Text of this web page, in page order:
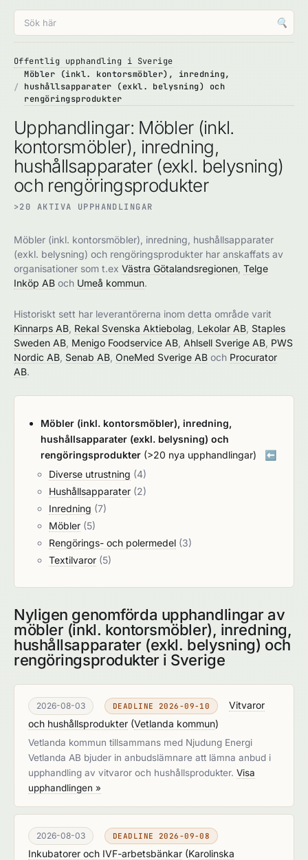
🔍
Offentlig upphandling i Sverige
Möbler (inkl. kontorsmöbler), inredning,
hushållsapparater (exkl. belysning) och
rengöringsprodukter
Upphandlingar: Möbler (inkl.
kontorsmöbler), inredning,
hushållsapparater (exkl. belysning)
och rengöringsprodukter
>20 AKTIVA UPPHANDLINGAR
Möbler (inkl. kontorsmöbler), inredning, hushållsapparater
(exkl. belysning) och rengöringsprodukter har anskaffats av
organisationer som t.ex Västra Götalandsregionen Telge
Inköp AB och Umeå kommun.
Historiskt sett har leverantörerna inom detta område varit
Kinnarps AB Rekal Svenska Aktiebolag Lekolar AB Staples
Sweden AB Menigo Foodservice AB Ahlsell Sverige AB PWS
Nordic AB Senab AB OneMed Sverige AB och Procurator
AB.
Möbler (inkl. kontorsmöbler), inredning,
hushållsapparater (exkl. belysning) och
rengöringsprodukter (>20 nya upphandlingar) ⬅️
Diverse utrustning (4)
Hushållsapparater (2)
Inredning (7)
Möbler (5)
Rengörings- och polermedel (3)
Textilvaror (5)
Nyligen genomförda upphandlingar av
möbler (inkl. kontorsmöbler), inredning,
hushållsapparater (exkl. belysning) och
rengöringsprodukter i Sverige
2026-08-03 DEADLINE 2026-09-10
Vitvaror
och hushållsprodukter (Vetlanda kommun)
Vetlanda kommun tillsammans med Njudung Energi
Vetlanda AB bjuder in anbudslämnare att lämna anbud i
upphandling av vitvaror och hushållsprodukter. Visa
upphandlingen »
2026-08-03 DEADLINE 2026-09-08
Inkubatorer och IVF-arbetsbänkar (Karolinska